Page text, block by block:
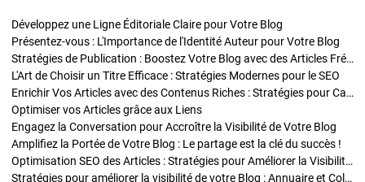
Développez une Ligne Éditoriale Claire pour Votre Blog
Présentez-vous : L'Importance de l'Identité Auteur pour Votre Blog
Stratégies de Publication : Boostez Votre Blog avec des Articles Fréquents et Exclusifs
L'Art de Choisir un Titre Efficace : Stratégies Modernes pour le SEO
Enrichir Vos Articles avec des Contenus Riches : Stratégies pour Captiver et Optimiser
Optimiser vos Articles grâce aux Liens
Engagez la Conversation pour Accroître la Visibilité de Votre Blog
Amplifiez la Portée de Votre Blog : Le partage est la clé du succès !
Optimisation SEO des Articles : Stratégies pour Améliorer la Visibilité de Votre Blog
Stratégies pour améliorer la visibilité de votre Blog : Annuaire et Collaborations